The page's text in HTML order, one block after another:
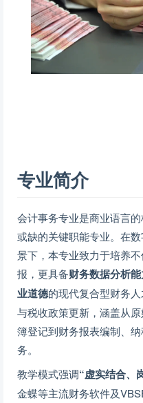
专业简介
会计事务专业是商业语言
或缺的关键职能专业。在
景下，本专业致力于培养
报，更具备财务数据分析
业道德的现代复合型财务
与税收政策更新，涵盖从
簿登记到财务报表编制、
务。
教学模式强调“虚实结合、
金蝶等主流财务软件及